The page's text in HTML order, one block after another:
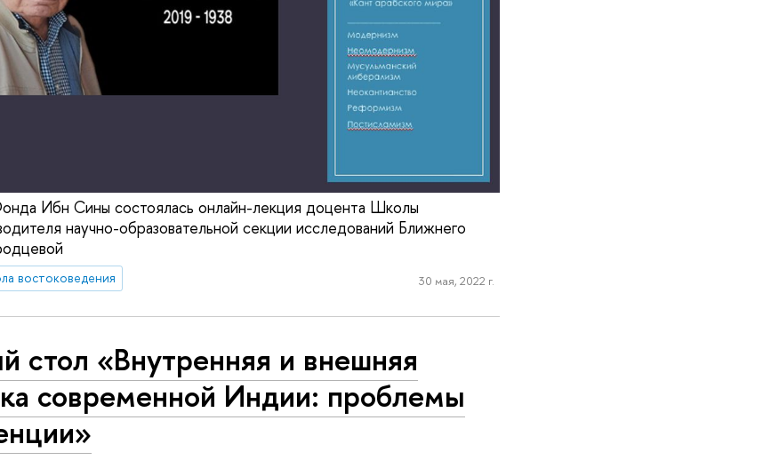
Ибн Сины состоялась онлайн-лекция доцента Школы
научно-образовательной секции исследований Ближнего
востоковедения 30 мая, 2022 г.
стол «Внутренняя и внешняя
современной Индии: проблемы